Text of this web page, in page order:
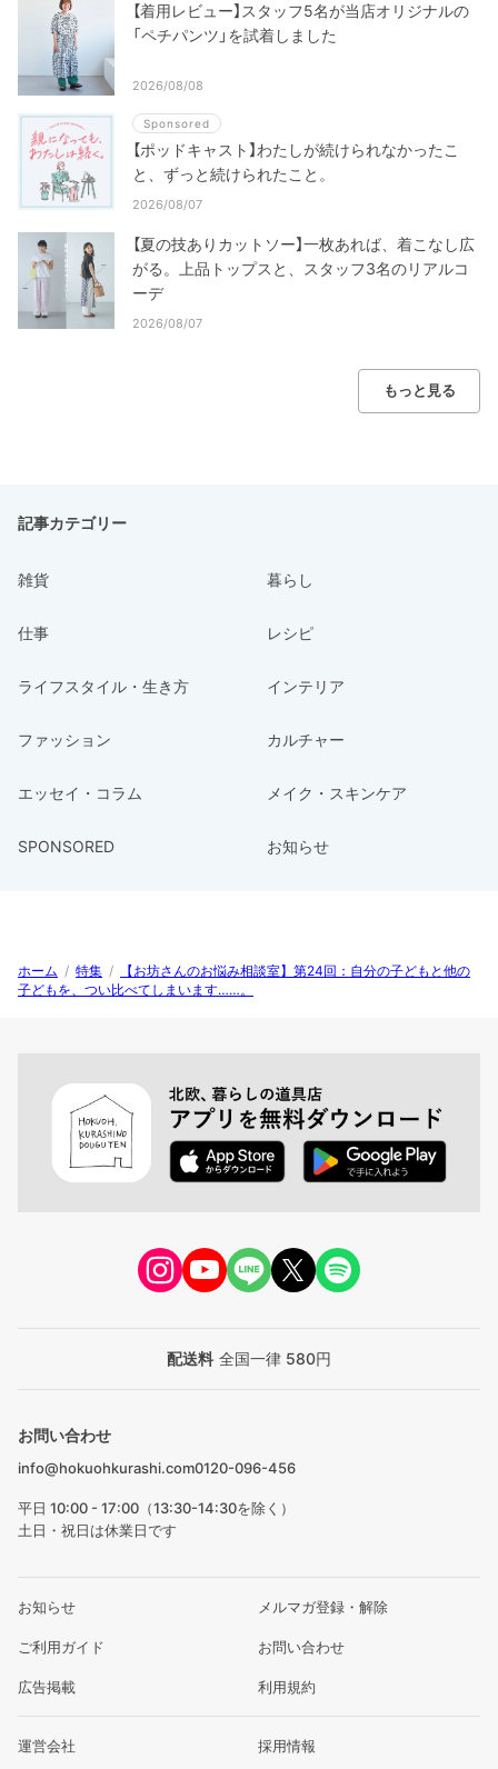
【着用レビュー】スタッフ5名が当店オリジナルの
「ペチパンツ」を試着しました
2026/08/08
Sponsored
【ポッドキャスト】わたしが続けられなかったこ
と、ずっと続けられたこと。
2026/08/07
【夏の技ありカットソー】一枚あれば、着こなし広
がる。上品トップスと、スタッフ3名のリアルコ
ーデ
2026/08/07
もっと見る
記事カテゴリー
雑貨 暮らし
仕事 レシピ
ライフスタイル・生き方 インテリア
ファッション カルチャー
エッセイ・コラム メイク・スキンケア
SPONSORED お知らせ
ホーム / 特集 /
【お坊さんのお悩み相談室】第24回：自分の子どもと他の
子どもを、つい比べてしまいます……。
配送料 全国一律 580円
お問い合わせ
info@hokuohkurashi.com0120-096-456
平日 10:00 - 17:00（13:30-14:30を除く）
土日・祝日は休業日です
お知らせ メルマガ登録・解除
ご利用ガイド お問い合わせ
広告掲載 利用規約
運営会社 採用情報